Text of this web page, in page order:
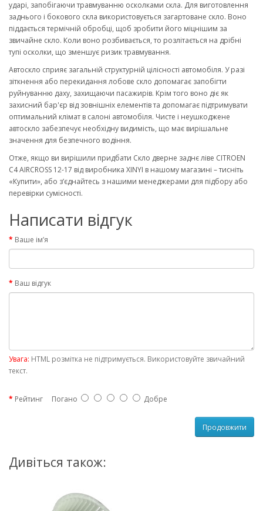
ударі, запобігаючи травмуванню осколками скла. Для виготовлення
заднього і бокового скла використовується загартоване скло. Воно
піддається термічній обробці, щоб зробити його міцнішим за
звичайне скло. Коли воно розбивається, то розлітається на дрібні
тупі осколки, що зменшує ризик травмування.
Автоскло сприяє загальній структурній цілісності автомобіля. У разі
зіткнення або перекидання лобове скло допомагає запобігти
руйнуванню даху, захищаючи пасажирів. Крім того воно діє як
захисний бар'єр від зовнішніх елементів та допомагає підтримувати
оптимальний клімат в салоні автомобіля. Чисте і неушкоджене
автоскло забезпечує необхідну видимість, що має вирішальне
значення для безпечного водіння.
Отже, якщо ви вирішили придбати Скло дверне заднє ліве CITROEN
C4 AIRCROSS 12-17 від виробника XINYI в нашому магазині – тисніть
«Купити», або з’єднайтесь з нашими менеджерами для підбору або
перевірки сумісності.
Написати відгук
Ваше ім’я
Ваш відгук
Увага: HTML розмітка не підтримується. Використовуйте звичайний
текст.
Рейтинг Погано Добре
Продовжити
Дивіться також: